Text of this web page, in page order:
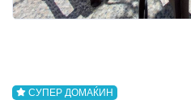
СУПЕР ДОМАЌИН